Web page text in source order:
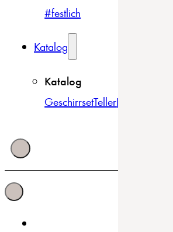
#festlich
Katalog
Katalog
GeschirrsetTellerBowls &